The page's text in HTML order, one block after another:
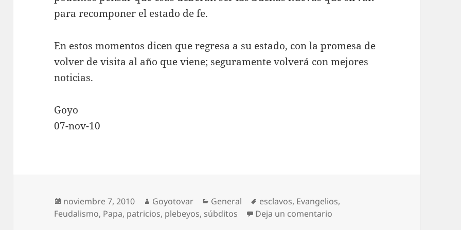
para recomponer el estado de fe.
En estos momentos dicen que regresa a su estado, con la promesa de
volver de visita al año que viene; seguramente volverá con mejores
noticias.
Goyo
07-nov-10
Publicado
el
noviembre 7, 2010 Autor
Goyotovar Categorías
General Etiquetas
esclavos, Evangelios,
Feudalismo, Papa, patricios, plebeyos, súbditos Deja un comentario